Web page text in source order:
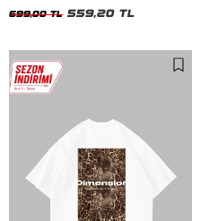
699,00 TL 559,20 TL